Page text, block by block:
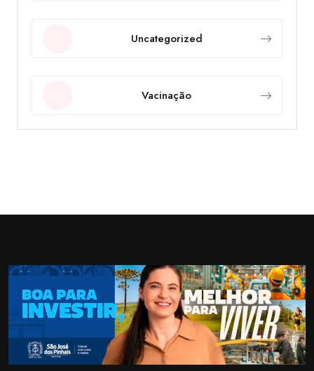
Uncategorized
Vacinação